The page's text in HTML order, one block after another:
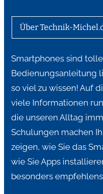
Über Technik-
Smartphones sind
Bedienungsanleitung
so viel zu wissen! Auf
viele Informationen
die unseren Alltag
Schulungen machen
zeigen, wie Sie das
wie Sie Apps
besonders